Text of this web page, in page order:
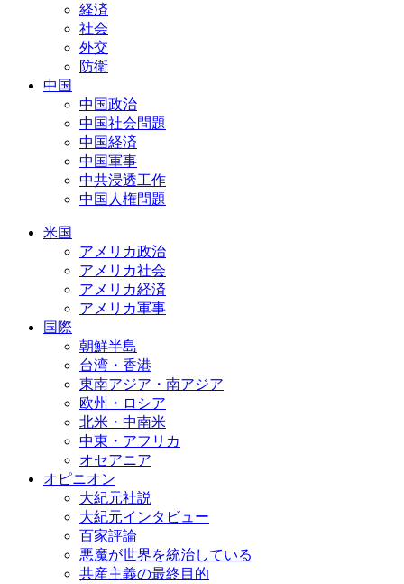
経済
社会
外交
防衛
中国
中国政治
中国社会問題
中国経済
中国軍事
中共浸透工作
中国人権問題
米国
アメリカ政治
アメリカ社会
アメリカ経済
アメリカ軍事
国際
朝鮮半島
台湾・香港
東南アジア・南アジア
欧州・ロシア
北米・中南米
中東・アフリカ
オセアニア
オピニオン
大紀元社説
大紀元インタビュー
百家評論
悪魔が世界を統治している
共産主義の最終目的